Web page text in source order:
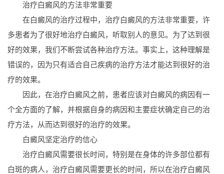
治疗白癜风的方法非常重要
在白癜风的治疗过程中，治疗白癜风的方法非常重要，许
多患者为了很好地治疗白癜风，听取别人的意见。为了达到很
好的效果，我们不断尝试各种治疗方法。事实上，这种理解是
错误的，因为只有适合自己疾病的治疗方法才能达到很好的治
疗的效果。
因此，在治疗白癜风之前，患者应该对白癜风的病因有一
个全方面的了解，并根据自身的病因和主要症状确定自己的治
疗方法，从而达到很好的治疗的效果。
白癜风坚定治疗的信心
治疗白癜风需要很长时间，特别是在身体的许多部位都有
白斑的病人，治疗白癜风需要更长的时间，所以在治疗白癜风